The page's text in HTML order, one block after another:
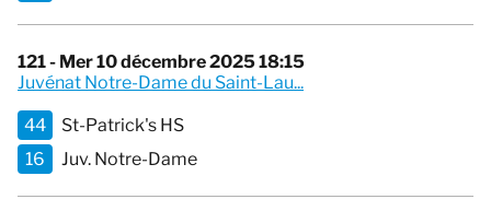
121 - Mer 10 décembre 2025 18:15
Juvénat Notre-Dame du Saint-Lau...
44
St-Patrick's HS
16
Juv. Notre-Dame